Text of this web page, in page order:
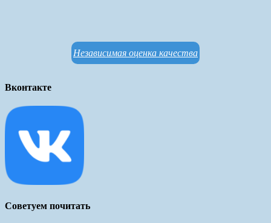
Независимая оценка качества
Вконтакте
Советуем почитать